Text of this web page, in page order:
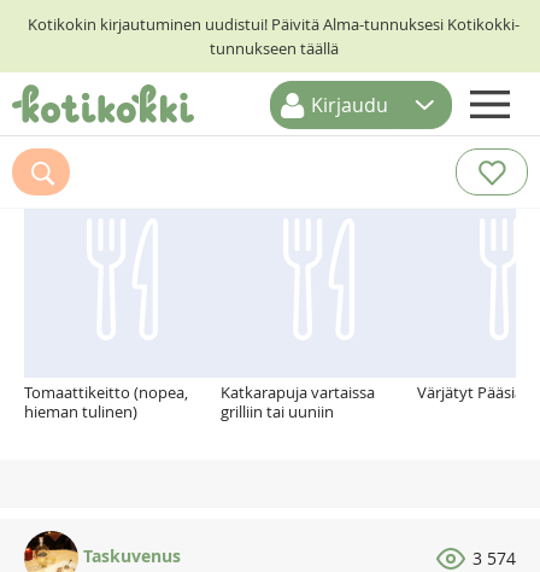
Kotikokin kirjautuminen uudistui! Päivitä Alma-tunnuksesi Kotikokki-
tunnukseen täällä
ETUSIVU
RESEPTIHAKU
Kirjaudu
Suosittelemme myös
Tomaattikeitto (nopea,
hieman tulinen)
Katkarapuja vartaissa
grilliin tai uuniin
Värjätyt
Taskuvenus 3 574